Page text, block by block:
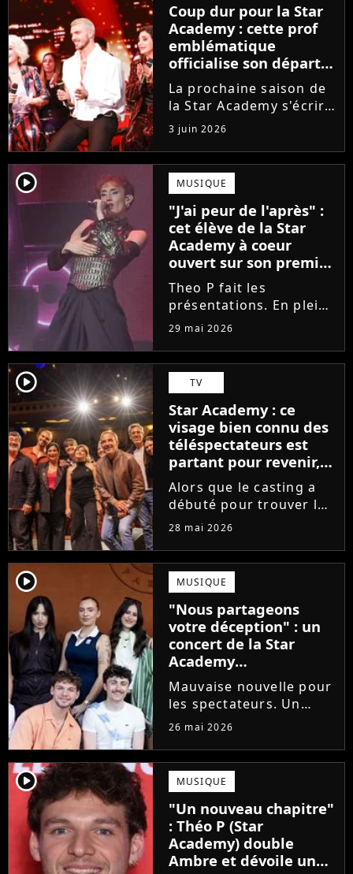
Coup dur pour la Star
Academy : cette prof
emblématique
officialise son départ,
"Ça devenait assez
compliqué"
La prochaine saison de
la Star Academy s'écrira
avec une nouvelle
recrue dans ses rangs.
Coach d'expression
scénique de l'émission,
Marlène Schaff ne
rempilera pas à la table
des professeurs...
3 juin 2026
player2 MUSIQUE
"J'ai peur de l'après" :
cet élève de la Star
Academy à coeur
ouvert sur son premier
single intime
Theo P fait les
présentations. En pleine
tournée, l'élève de la
son tout premier single.
Avec Garçon solide, le
chanteur livre une
facette plus fragile de
sa personnalité....
29 mai 2026
player2 TV
Star Academy : ce
visage bien connu des
téléspectateurs est
partant pour revenir,
sauf que la place est
déjà prise
Alors que le casting a
débuté pour trouver les
prochains Pierre
Ambre, une professeure
emblématique de la Star
Academy se positionne
pour enseigner le chant
aux...
28 mai 2026
player2 MUSIQUE
"Nous partageons
votre déception" : un
concert de la Star
Academy
définitivement annulé
Mauvaise nouvelle pour
les spectateurs. Un
concert de la Star
dernière minute pour
des raisons de santé, ne
sera finalement pas
reprogrammé.
26 mai 2026
player2 MUSIQUE
"Un nouveau chapitre"
: Théo P (Star
Academy) double
Ambre et dévoile un